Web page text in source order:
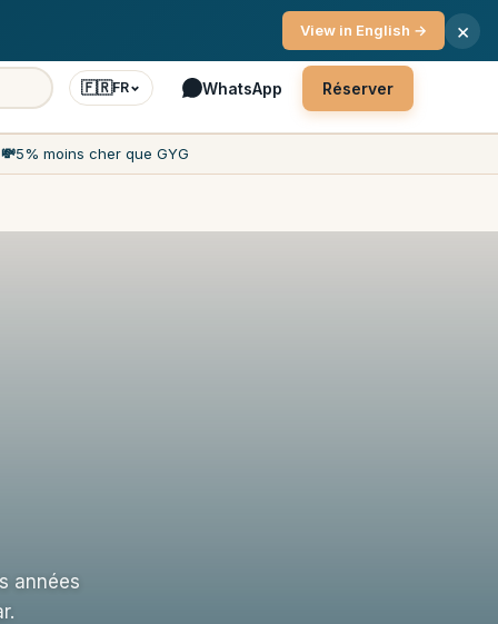
🇫🇷FR WhatsApp Réserver
💸5% moins cher que GYG
années
View in English → ×